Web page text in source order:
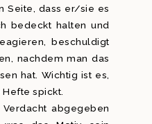
Seite, dass er/sie es
bedeckt halten und
beschuldigt
nachdem man das
hat. Wichtig ist es,
spickt.
abgegeben